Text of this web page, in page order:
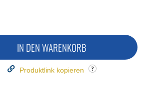
IN DEN WARENKORB
Produktlink kopieren